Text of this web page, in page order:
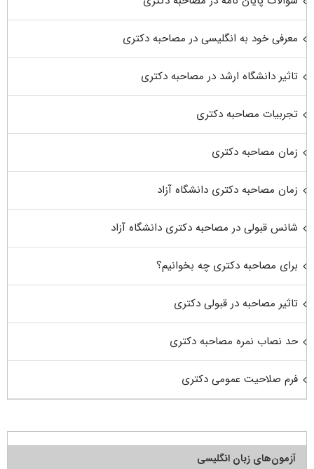
معرفی خود به انگلیسی در مصاحبه دکتری
تاثیر دانشگاه ارشد در مصاحبه دکتری
تجربیات مصاحبه دکتری
زمان مصاحبه دکتری
زمان مصاحبه دکتری دانشگاه آزاد
شانس قبولی در مصاحبه دکتری دانشگاه آزاد
برای مصاحبه دکتری چه بخوانیم؟
تاثیر مصاحبه در قبولی دکتری
حد نصاب نمره مصاحبه دکتری
فرم صلاحیت عمومی دکتری
آزمون‌های زبان انگلیسی